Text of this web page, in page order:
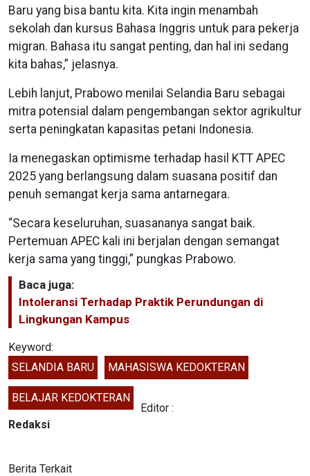
Baru yang bisa bantu kita. Kita ingin menambah
sekolah dan kursus Bahasa Inggris untuk para pekerja
migran. Bahasa itu sangat penting, dan hal ini sedang
kita bahas,” jelasnya.
Lebih lanjut, Prabowo menilai Selandia Baru sebagai
mitra potensial dalam pengembangan sektor agrikultur
serta peningkatan kapasitas petani Indonesia.
Ia menegaskan optimisme terhadap hasil KTT APEC
2025 yang berlangsung dalam suasana positif dan
penuh semangat kerja sama antarnegara.
“Secara keseluruhan, suasananya sangat baik.
Pertemuan APEC kali ini berjalan dengan semangat
kerja sama yang tinggi,” pungkas Prabowo.
Baca juga:
Intoleransi Terhadap Praktik Perundungan di
Lingkungan Kampus
Keyword:
SELANDIA BARU
MAHASISWA KEDOKTERAN
BELAJAR KEDOKTERAN
Editor :
Redaksi
Berita Terkait